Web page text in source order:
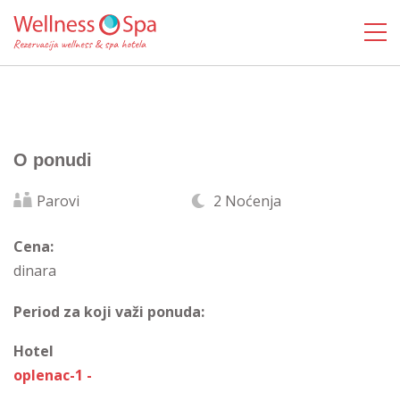
O ponudi
Parovi 2 Noćenja
Cena:
dinara
Period za koji važi ponuda:
Hotel
oplenac-1 -